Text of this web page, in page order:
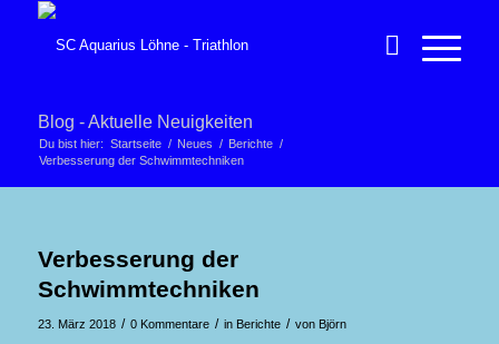
Blog - Aktuelle Neuigkeiten
Du bist hier: Startseite / Neues / Berichte /
Verbesserung der Schwimmtechniken
Verbesserung der
Schwimmtechniken
23. März 2018 / 0 Kommentare / in Berichte / von Björn